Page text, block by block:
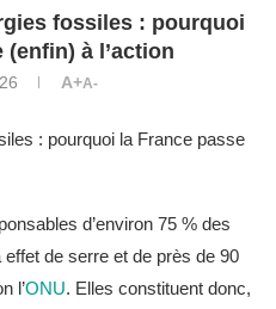
fossiles : pourquoi
(enfin) à l’action
A+A-
: pourquoi la France passe
d’environ 75 % des
de serre et de près de 90
l’ONU. Elles constituent donc,